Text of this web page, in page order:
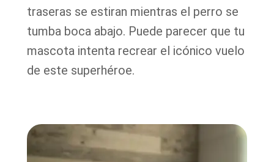
traseras se estiran mientras el perro se
tumba boca abajo. Puede parecer que tu
mascota intenta recrear el icónico vuelo
de este superhéroe.